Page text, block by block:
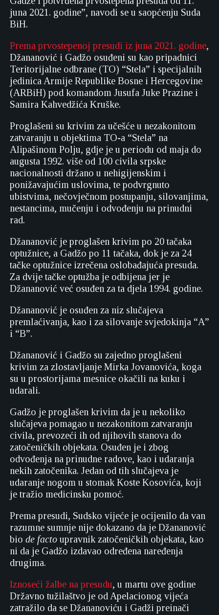
juna 2021. godine”, navodi se u saopćenju Suda
BiH.
Prema prvostepenoj presudi iz juna 2021. godine,
Džananović i Gadžo osuđeni su kao pripadnici
Teritorijalne odbrane (TO) “Stela” i specijalnih
jedinica Armije Republike Bosne i Hercegovine
(ARBiH) pod komandom Jusufa Juke Prazine i
Samira Kahvedžića Kruške.
Proglašeni su krivim za učešće u nezakonitom
zatvaranju u objektima TO-a “Stela” na
Alipašinom Polju, gdje je u periodu od maja do
augusta 1992. više od 100 civila srpske
nacionalnosti držano u nehigijenskim i
ponižavajućim uslovima, te podvrgnuto
ubistvima, nečovječnom postupanju, silovanjima,
nestancima, mučenju i odvođenju na prinudni
rad.
Džananović je proglašen krivim po 20 tačaka
optužnice, a Gadžo po 11 tačaka, dok je za 24
tačke optužnice izrečena oslobađajuća presuda.
Za dvije tačke optužba je odbijena jer je
Džananović već osuđen za ta djela 1994. godine.
Džananović je osuđen za niz slučajeva
premlaćivanja, kao i za silovanje svjedokinja “A”
i “B”.
Džananović i Gadžo su zajedno proglašeni
krivim za zlostavljanje Mirka Jovanovića, koga
su u prostorijama mesnice okačili na kuku i
udarali.
Gadžo je proglašen krivim da je u nekoliko
slučajeva pomagao u nezakonitom zatvaranju
civila, prevozeći ih od njihovih stanova do
zatočeničkih objekata. Osuđen je i zbog
odvođenja na prinudne radove, kao i udaranja
nekih zatočenika. Jedan od tih slučajeva je
udaranje nogom u stomak Koste Kosovića, koji
je tražio medicinsku pomoć.
Prema presudi, Sudsko vijeće je ocijenilo da van
razumne sumnje nije dokazano da je Džananović
bio de facto upravnik zatočeničkih objekata, kao
ni da je Gadžo izdavao određena naređenja
drugima.
Iznoseći žalbe na presudu, u martu ove godine
Državno tužilaštvo je od Apelacionog vijeća
zatražilo da se Džananoviću i Gadži preinači